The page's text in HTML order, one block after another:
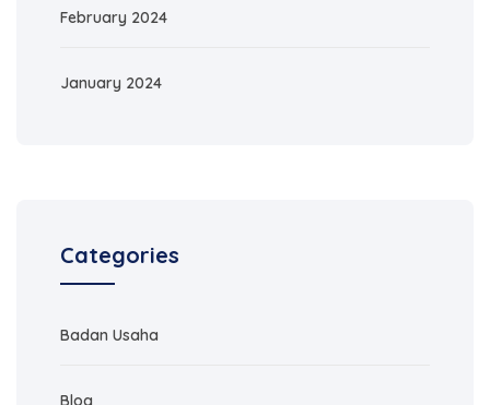
February 2024
January 2024
Categories
Badan Usaha
Blog